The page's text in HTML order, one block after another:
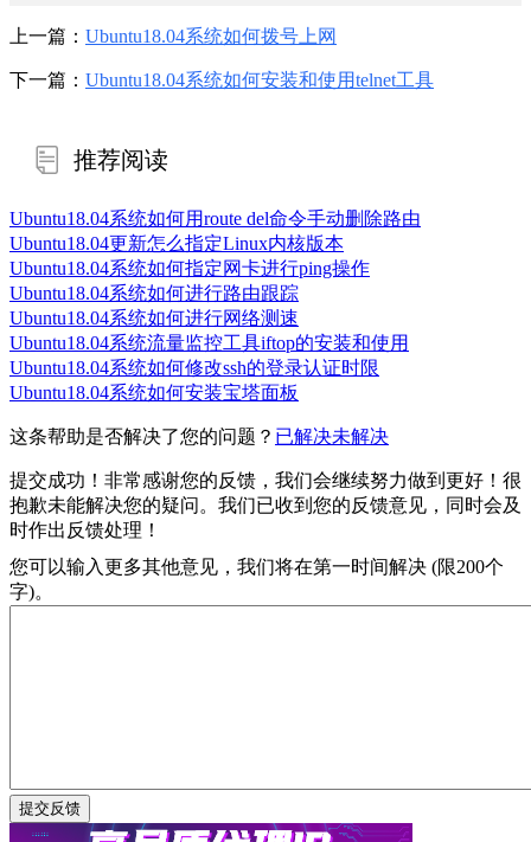
上一篇： Ubuntu18.04系统如何拨号上网
下一篇： Ubuntu18.04系统如何安装和使用telnet工具
推荐阅读
Ubuntu18.04系统如何用route del命令手动删除路由
Ubuntu18.04更新怎么指定Linux内核版本
Ubuntu18.04系统如何指定网卡进行ping操作
Ubuntu18.04系统如何进行路由跟踪
Ubuntu18.04系统如何进行网络测速
Ubuntu18.04系统流量监控工具iftop的安装和使用
Ubuntu18.04系统如何修改ssh的登录认证时限
Ubuntu18.04系统如何安装宝塔面板
这条帮助是否解决了您的问题？ 已解决未解决
提交成功！非常感谢您的反馈，我们会继续努力做到更好！ 很
抱歉未能解决您的疑问。我们已收到您的反馈意见，同时会及
时作出反馈处理！
您可以输入更多其他意见，我们将在第一时间解决 (限200个
字)。